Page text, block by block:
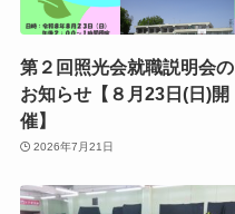
第２回照光会就職説明会の
お知らせ【８月23日(日)開
催】
2026年7月21日